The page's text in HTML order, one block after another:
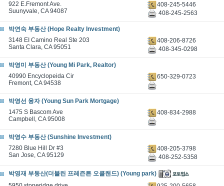
922 E.Fremont Ave.
Suunyvale, CA 94087
408-245-5446
408-245-2563
박연숙 부동산 (Hope Realty Investment)
3148 EI Camino Real Ste 203
Santa Clara, CA 95051
408-206-8726
408-345-0298
박영미 부동산 (Young Mi Park, Realtor)
40990 Encyclopeida Cir
Fremont, CA 94538
650-329-0723
박영선 융자 (Young Sun Park Mortgage)
1475 S Bascom Ave
Campbell, CA 95008
408-834-2988
박영수 부동산 (Sunshine Investment)
7280 Blue Hill Dr #3
San Jose, CA 95129
408-205-3798
408-252-5358
박영재 부동산(더블린 프레즌튼 오클랜드) (Young park)